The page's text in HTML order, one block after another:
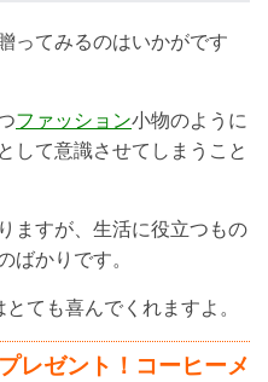
ってみるのはいかがです
ファッション小物のように
して意識させてしまうこと
ますが、生活に役立つもの
ばかりです。
とても喜んでくれますよ。
レゼント！コーヒーメ